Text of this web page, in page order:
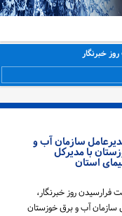
خبرنگار
سازمان آب و
با مدیرکل
استان
فرارسیدن روز خبرنگار،
سازمان آب و برق خوزستان